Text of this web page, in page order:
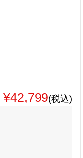
¥42,799(税込)